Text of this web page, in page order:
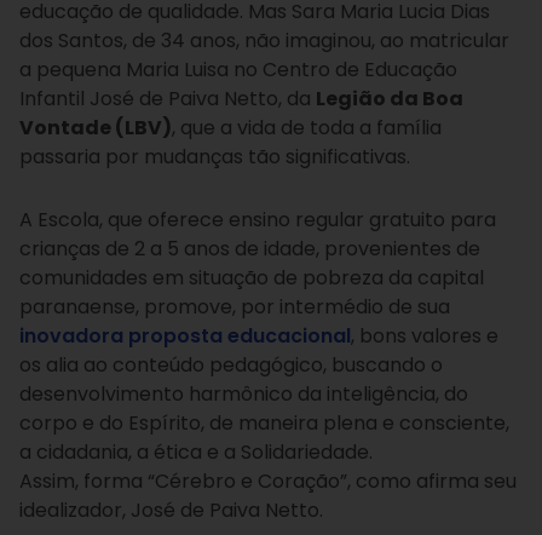
educação de qualidade. Mas Sara Maria Lucia Dias
dos Santos, de 34 anos, não imaginou, ao matricular
a pequena Maria Luisa no Centro de Educação
Infantil José de Paiva Netto, da Legião da Boa
Vontade (LBV), que a vida de toda a família
passaria por mudanças tão significativas.
A Escola, que oferece ensino regular gratuito para
crianças de 2 a 5 anos de idade, provenientes de
comunidades em situação de pobreza da capital
paranaense, promove, por intermédio de sua
inovadora proposta educacional, bons valores e
os alia ao conteúdo pedagógico, buscando o
desenvolvimento harmônico da inteligência, do
corpo e do Espírito, de maneira plena e consciente,
a cidadania, a ética e a Solidariedade.
Assim, forma “Cérebro e Coração”, como afirma seu
idealizador, José de Paiva Netto.